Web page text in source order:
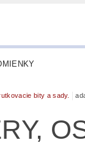
bity a sady.